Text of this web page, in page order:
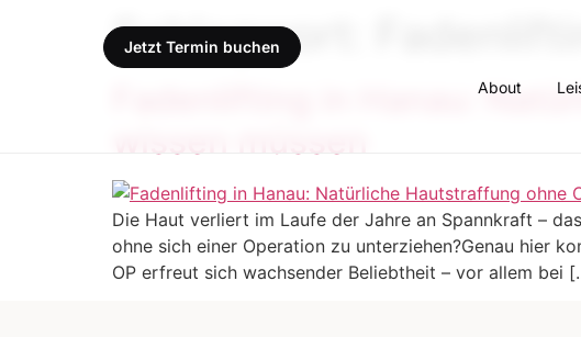
Jetzt Termin buchen
About
Schlagwort:
Fadenlifting in Hanau:
Die Haut verliert im Laufe der Jahre an Spannkraft –
ohne sich einer Operation zu unterziehen?Genau hier
OP erfreut sich wachsender Beliebtheit – vor allem bei